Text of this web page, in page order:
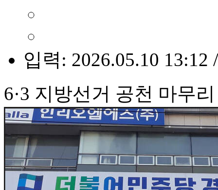
입력: 2026.05.10 13:12
6·3 지방선거 공천 마무